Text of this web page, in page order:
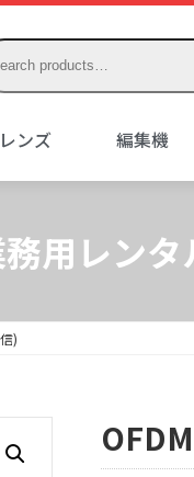
レンズ 編集機
用レンタ
)